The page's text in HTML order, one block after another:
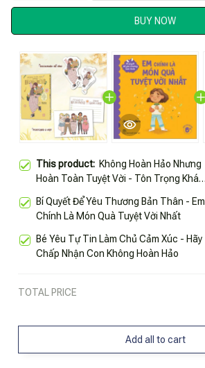
BUY NOW
This product: Không Hoàn Hảo Nhưng
Hoàn Toàn Tuyệt Vời - Tôn Trọng Khác
Kèm Bookmark + Postcard
Bí Quyết Để Yêu Thương Bản Thân - Em
Chính Là Món Quà Tuyệt Vời Nhất
Bé Yêu Tự Tin Làm Chủ Cảm Xúc - Hãy
Chấp Nhận Con Không Hoàn Hảo
TOTAL PRICE
Add all to cart